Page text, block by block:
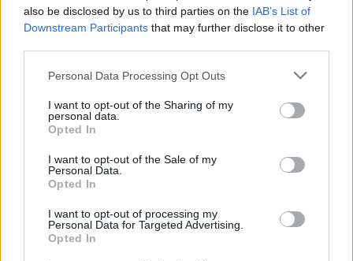
also be disclosed by us to third parties on the IAB’s List of
Downstream Participants that may further disclose it to other
Please note that this website/app uses one or more Google
not limited to your visit or usage behaviour. You may click to
grant or deny consent to Google and its third-party tags to
use your data for below specified purposes in below Google
consent section.
Personal Data Processing Opt Outs
I want to opt-out of the Sharing of my
personal data.
Opted In
I want to opt-out of the Sale of my
Personal Data.
Opted In
I want to opt-out of processing my
Personal Data for Targeted Advertising.
Opted In
EZZEL LESZ ÚJRA CSILLOGÓ A VÍZKÖVES CSAP
A legjobb trükk
08. 03.
HA MINDIG EZT A MONDATOT HASZNÁLOD, AZ
RENDKÍVÜL MAGAS ÉRZELMI INTELLIGENCIÁRA UTALHAT
Te szoktad?
08. 02.
SOKAN ROSSZUL TÁROLJÁK A GYÓGYSZEREIKET –
EMIATT CSÖKKENHET A HATÁSUK
08. 01.
EGYRE TÖBB FIATALNÁL JELENTKEZIK EZ A
VITAMINHIÁNY – ILYEN JELEKRE FIGYELJ
Erre figyelj!